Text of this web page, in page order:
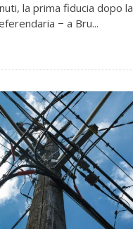
la prima fiducia dopo la
− a Bru...